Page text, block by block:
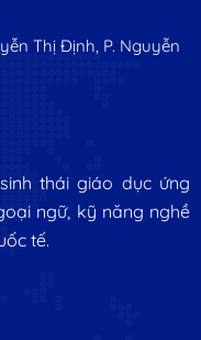
Thị Định, P. Nguyễn
thái giáo dục ứng
ngữ, kỹ năng nghề
tế.